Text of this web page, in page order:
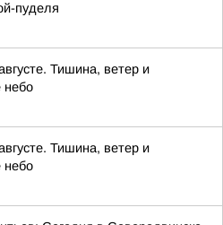
пуделя
Тишина, ветер и
небо
Тишина, ветер и
небо